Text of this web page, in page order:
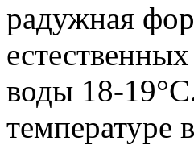
радужная
воды 18-
температуре